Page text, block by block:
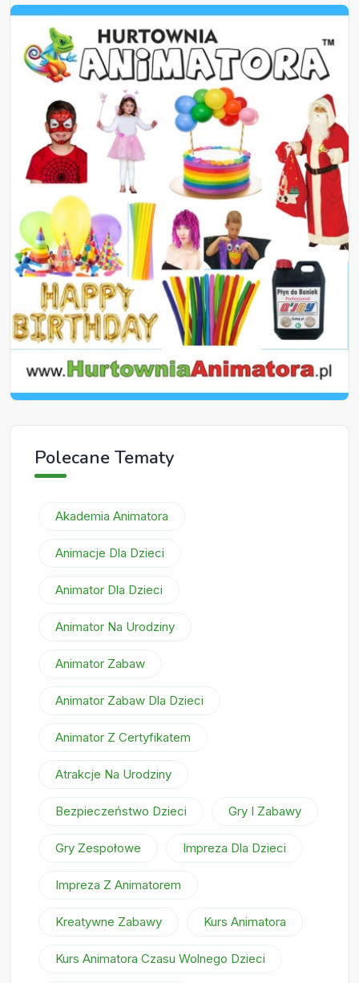
Polecane Tematy
Akademia Animatora
Animacje Dla Dzieci
Animator Dla Dzieci
Animator Na Urodziny
Animator Zabaw
Animator Zabaw Dla Dzieci
Animator Z Certyfikatem
Atrakcje Na Urodziny
Bezpieczeństwo Dzieci Gry I Zabawy
Gry Zespołowe Impreza Dla Dzieci
Impreza Z Animatorem
Kreatywne Zabawy Kurs Animatora
Kurs Animatora Czasu Wolnego Dzieci